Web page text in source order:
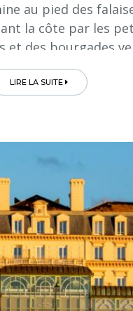
au pied des
la côte par les
et des bourgades
deux cités côtières
Henry
LIRE LA SUITE